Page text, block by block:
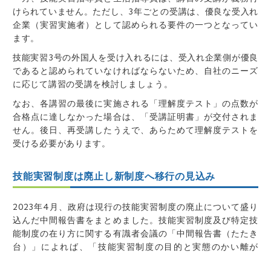
けられていません。ただし、3年ごとの受講は、優良な受入れ
企業（実習実施者）として認められる要件の一つとなってい
ます。
技能実習3号の外国人を受け入れるには、受入れ企業側が優良
であると認められていなければならないため、自社のニーズ
に応じて講習の受講を検討しましょう。
なお、各講習の最後に実施される「理解度テスト」の点数が
合格点に達しなかった場合は、「受講証明書」が交付されま
せん。後日、再受講したうえで、あらためて理解度テストを
受ける必要があります。
技能実習制度は廃止し新制度へ移行の見込み
2023年4月、政府は現行の技能実習制度の廃止について盛り
込んだ中間報告書をまとめました。技能実習制度及び特定技
能制度の在り方に関する有識者会議の「中間報告書（たたき
台）」によれば、「技能実習制度の目的と実態のかい離が